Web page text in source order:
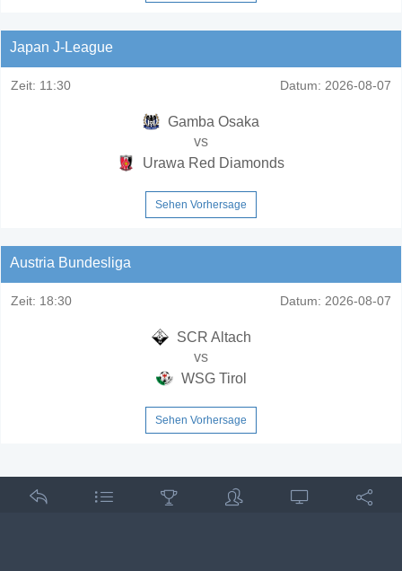
Japan J-League
Zeit: 11:30 Datum: 2026-08-07
Gamba Osaka
vs
Urawa Red Diamonds
Sehen Vorhersage
Austria Bundesliga
Zeit: 18:30 Datum: 2026-08-07
SCR Altach
vs
WSG Tirol
Sehen Vorhersage